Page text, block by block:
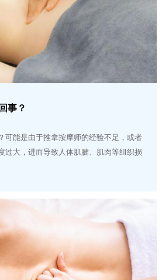
事？
可能是由于推拿按摩师的经验不足，或者
过大，进而导致人体肌腱、肌肉等组织损